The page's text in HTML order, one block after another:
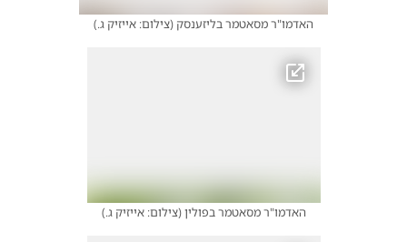
האדמו"ר מסאטמר בליזענסק (צילום: אייזיק ג.)
האדמו"ר מסאטמר בפולין(צילום: אייזיק ג.)